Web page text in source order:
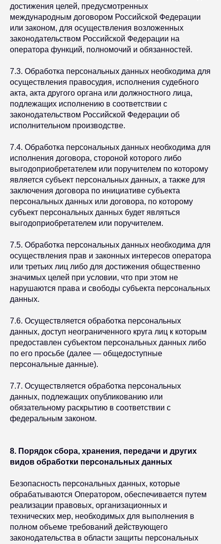
достижения целей, предусмотренных
международным договором Российской Федерации
или законом, для осуществления возложенных
законодательством Российской Федерации на
оператора функций, полномочий и обязанностей.
7.3. Обработка персональных данных необходима для
осуществления правосудия, исполнения судебного
акта, акта другого органа или должностного лица,
подлежащих исполнению в соответствии с
законодательством Российской Федерации об
исполнительном производстве.
7.4. Обработка персональных данных необходима для
исполнения договора, стороной которого либо
выгодоприобретателем или поручителем по которому
является субъект персональных данных, а также для
заключения договора по инициативе субъекта
персональных данных или договора, по которому
субъект персональных данных будет являться
выгодоприобретателем или поручителем.
7.5. Обработка персональных данных необходима для
осуществления прав и законных интересов оператора
или третьих лиц либо для достижения общественно
значимых целей при условии, что при этом не
нарушаются права и свободы субъекта персональных
данных.
7.6. Осуществляется обработка персональных
данных, доступ неограниченного круга лиц к которым
предоставлен субъектом персональных данных либо
по его просьбе (далее — общедоступные
персональные данные).
7.7. Осуществляется обработка персональных
данных, подлежащих опубликованию или
обязательному раскрытию в соответствии с
федеральным законом.
8. Порядок сбора, хранения, передачи и других
видов обработки персональных данных
Безопасность персональных данных, которые
обрабатываются Оператором, обеспечивается путем
реализации правовых, организационных и
технических мер, необходимых для выполнения в
полном объеме требований действующего
законодательства в области защиты персональных